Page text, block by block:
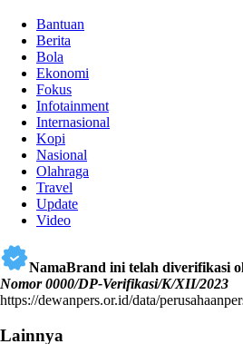
Bantuan
Berita
Bola
Ekonomi
Fokus
Infotainment
Internasional
Kopi
Nasional
Olahraga
Travel
Update
Video
NamaBrand ini telah diverifikasi
Nomor 0000/DP-Verifikasi/K/XII/2023
https://dewanpers.or.id/data/
Lainnya